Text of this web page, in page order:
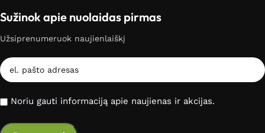
Sužinok apie nuolaidas pirmas
Užsiprenumeruok naujienlaiškį
Noriu gauti informaciją apie naujienas ir akcijas.